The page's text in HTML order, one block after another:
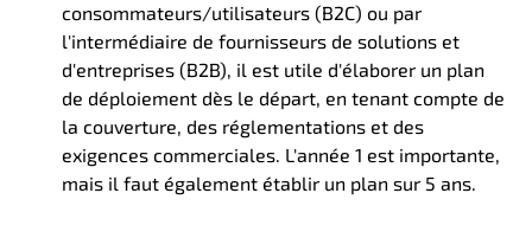
consommateurs/utilisateurs (B2C) ou par
l'intermédiaire de fournisseurs de solutions et
d'entreprises (B2B), il est utile d'élaborer un plan
de déploiement dès le départ, en tenant compte de
la couverture, des réglementations et des
exigences commerciales. L'année 1 est importante,
mais il faut également établir un plan sur 5 ans.